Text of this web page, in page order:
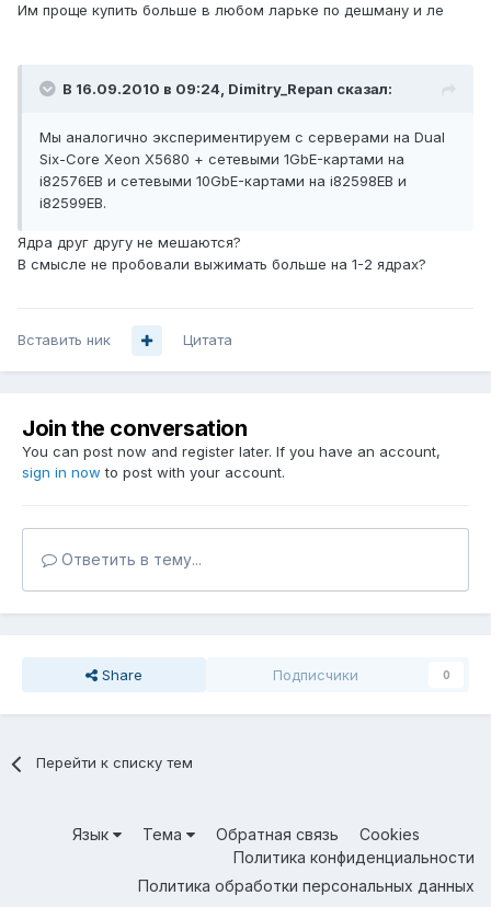
Им проще купить больше в любом ларьке по дешману и ле
В 16.09.2010 в 09:24, Dimitry_Repan сказал:
Мы аналогично экспериментируем с серверами на Dual
Six-Core Xeon X5680 + сетевыми 1GbE-картами на
i82576EB и сетевыми 10GbE-картами на i82598EB и
i82599EB.
Ядра друг другу не мешаются?
В смысле не пробовали выжимать больше на 1-2 ядрах?
Вставить ник Цитата
Join the conversation
You can post now and register later. If you have an account,
sign in now to post with your account.
Ответить в тему...
Share Подписчики 0
Перейти к списку тем
Язык Тема Обратная связь
Cookies
Политика конфиденциальности
Политика обработки персональных данных